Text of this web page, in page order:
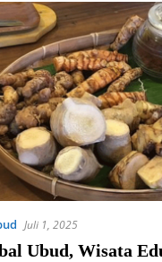
Juli 1, 2025
Ubud, Wisata